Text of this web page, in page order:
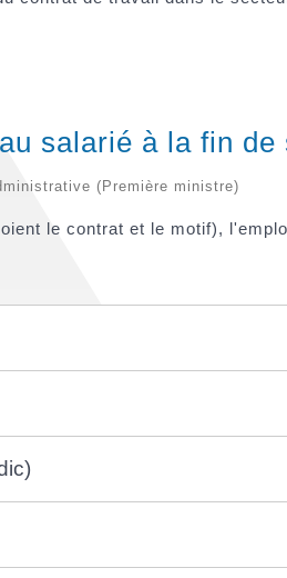
salarié à la fin de
(Première ministre)
le contrat et le motif),